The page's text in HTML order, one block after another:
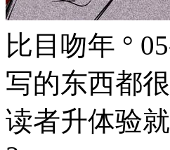
比目吻年 °
写的东西都
读者升体验就